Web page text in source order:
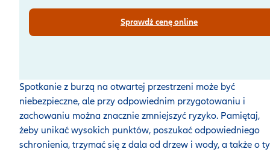
Sprawdź cenę online
Spotkanie z burzą na otwartej przestrzeni może być
niebezpieczne, ale przy odpowiednim przygotowaniu i
zachowaniu można znacznie zmniejszyć ryzyko. Pamiętaj,
żeby unikać wysokich punktów, poszukać odpowiedniego
schronienia, trzymać się z dala od drzew i wody, a także o